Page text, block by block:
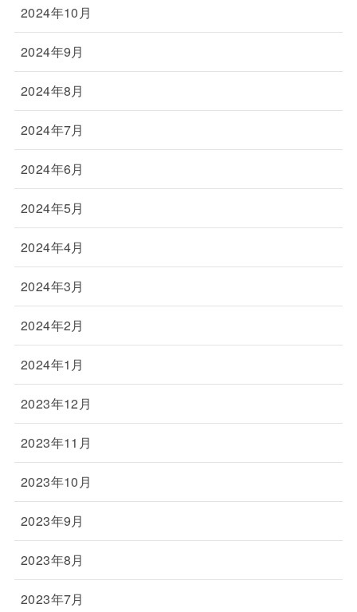
2024年10月
2024年9月
2024年8月
2024年7月
2024年6月
2024年5月
2024年4月
2024年3月
2024年2月
2024年1月
2023年12月
2023年11月
2023年10月
2023年9月
2023年8月
2023年7月